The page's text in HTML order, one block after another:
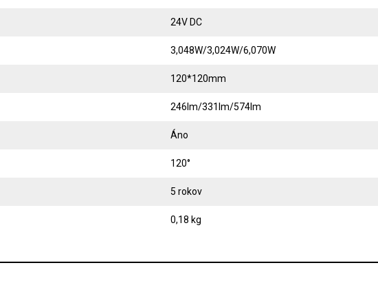
24V DC
3,048W/3,024W/6,070W
120*120mm
246lm/331lm/574lm
Áno
120°
5 rokov
0,18 kg